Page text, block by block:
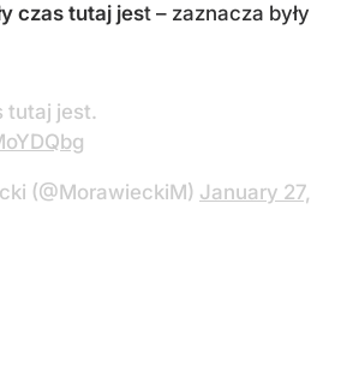
czas tutaj jest – zaznacza były
tutaj jest.
(@MorawieckiM) January 27,